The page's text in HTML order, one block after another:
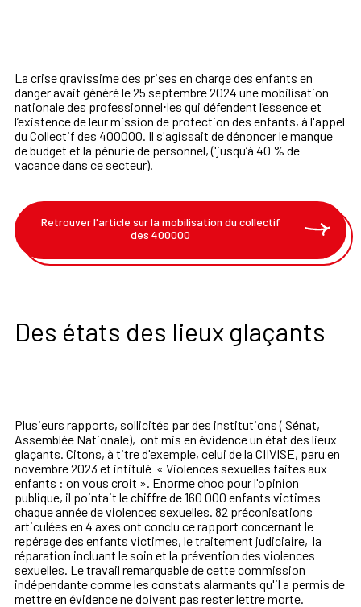
La crise gravissime des prises en charge des enfants en
danger avait généré le 25 septembre 2024 une mobilisation
nationale des professionnel⋅les qui défendent l’essence et
l’existence de leur mission de protection des enfants, à l'appel
du Collectif des 400000. Il s'agissait de dénoncer le manque
de budget et la pénurie de personnel, ('jusqu’à 40 % de
vacance dans ce secteur).
Retrouver l'article sur la mobilisation du collectif
des 400000
Des états des lieux glaçants
Plusieurs rapports, sollicités par des institutions ( Sénat,
Assemblée Nationale), ont mis en évidence un état des lieux
glaçants. Citons, à titre d'exemple, celui de la CIIVISE, paru en
novembre 2023 et intitulé « Violences sexuelles faites aux
enfants : on vous croit ». Enorme choc pour l'opinion
publique, il pointait le chiffre de160 000 enfants victimes
chaque année de violences sexuelles. 82 préconisations
articulées en 4 axes ont conclu ce rapport concernant le
repérage des enfants victimes, le traitement judiciaire, la
réparation incluant le soin et la prévention des violences
sexuelles. Le travail remarquable de cette commission
indépendante comme les constats alarmants qu'il a permis de
mettre en évidence ne doivent pas rester lettre morte.